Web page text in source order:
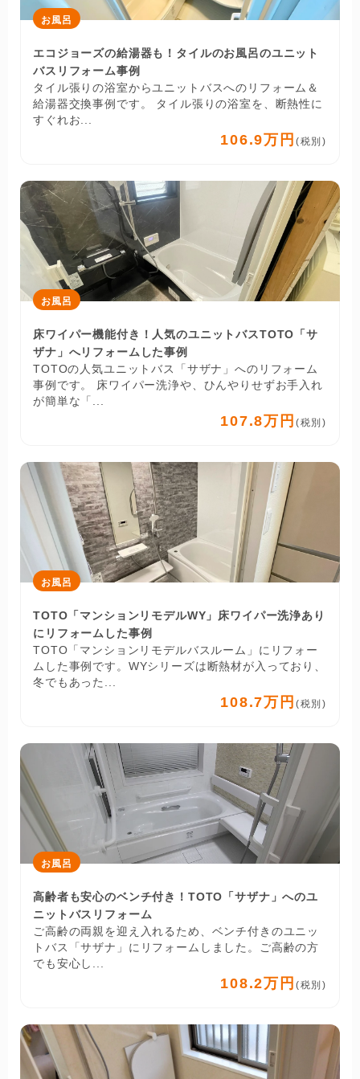
お風呂
エコジョーズの給湯器も！タイルのお風呂のユニット
バスリフォーム事例
タイル張りの浴室からユニットバスへのリフォーム＆
給湯器交換事例です。 タイル張りの浴室を、断熱性に
すぐれお...
106.9万円 (税別)
お風呂
床ワイパー機能付き！人気のユニットバスTOTO「サ
ザナ」へリフォームした事例
TOTOの人気ユニットバス「サザナ」へのリフォーム
事例です。 床ワイパー洗浄や、ひんやりせずお手入れ
が簡単な「...
107.8万円 (税別)
お風呂
TOTO「マンションリモデルWY」床ワイパー洗浄あり
にリフォームした事例
TOTO「マンションリモデルバスルーム」にリフォー
ムした事例です。WYシリーズは断熱材が入っており、
冬でもあった...
108.7万円 (税別)
お風呂
高齢者も安心のベンチ付き！TOTO「サザナ」へのユ
ニットバスリフォーム
ご高齢の両親を迎え入れるため、ベンチ付きのユニッ
トバス「サザナ」にリフォームしました。ご高齢の方
でも安心し...
108.2万円 (税別)